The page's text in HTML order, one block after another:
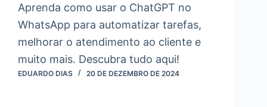
Aprenda como usar o ChatGPT no
WhatsApp para automatizar tarefas,
melhorar o atendimento ao cliente e
muito mais. Descubra tudo aqui!
EDUARDO DIAS 20 DE DEZEMBRO DE 2024